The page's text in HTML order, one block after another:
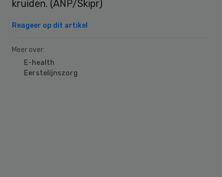
kruiden. (ANP/Skipr)
Reageer op dit artikel
Meer over:
E-health
Eerstelijnszorg